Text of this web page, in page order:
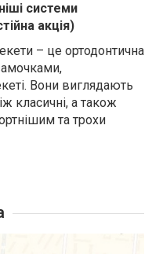
системи
акція)
– це ортодонтична
Вони виглядають
класичні, а також
та трохи